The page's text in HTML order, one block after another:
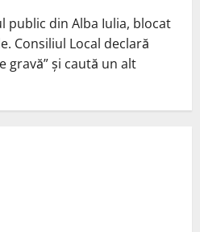
public din Alba Iulia, blocat
Consiliul Local declară
gravă” și caută un alt